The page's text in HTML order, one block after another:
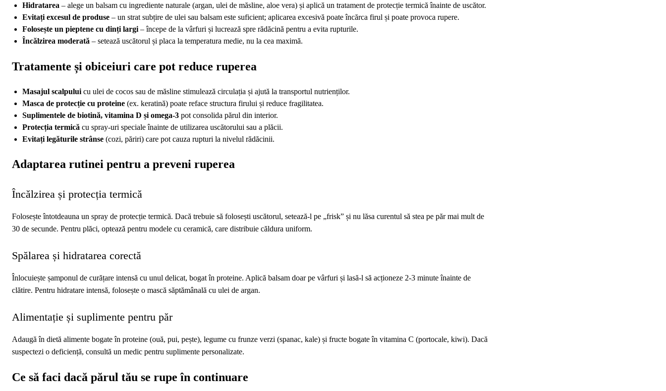
Hidratarea – alege un balsam cu ingrediente naturale (argan, ulei de măsline, aloe vera) și aplică un tratament de protecție termică înainte de uscător.
Evitați excesul de produse – un strat subțire de ulei sau balsam este suficient; aplicarea excesivă poate încărca firul și poate provoca rupere.
Folosește un pieptene cu dinți largi – începe de la vârfuri și lucrează spre rădăcină pentru a evita rupturile.
Încălzirea moderată – setează uscătorul și placa la temperatura medie, nu la cea maximă.
Tratamente și obiceiuri care pot reduce ruperea
Masajul scalpului cu ulei de cocos sau de măsline stimulează circulația și ajută la transportul nutrienților.
Masca de protecție cu proteine (ex. keratină) poate reface structura firului și reduce fragilitatea.
Suplimentele de biotină, vitamina D și omega‑3 pot consolida părul din interior.
Protecția termică cu spray‑uri speciale înainte de utilizarea uscătorului sau a plăcii.
Evitați legăturile strânse (cozi, păriri) care pot cauza rupturi la nivelul rădăcinii.
Adaptarea rutinei pentru a preveni ruperea
Încălzirea și protecția termică
Folosește întotdeauna un spray de protecție termică. Dacă trebuie să folosești uscătorul, setează-l pe „frisk” și nu lăsa curentul să stea pe păr mai mult de
30 de secunde. Pentru plăci, optează pentru modele cu ceramică, care distribuie căldura uniform.
Spălarea și hidratarea corectă
Înlocuiește șamponul de curățare intensă cu unul delicat, bogat în proteine. Aplică balsam doar pe vârfuri și lasă-l să acționeze 2‑3 minute înainte de
clătire. Pentru hidratare intensă, folosește o mască săptămânală cu ulei de argan.
Alimentație și suplimente pentru păr
Adaugă în dietă alimente bogate în proteine (ouă, pui, pește), legume cu frunze verzi (spanac, kale) și fructe bogate în vitamina C (portocale, kiwi). Dacă
suspectezi o deficiență, consultă un medic pentru suplimente personalizate.
Ce să faci dacă părul tău se rupe în continuare